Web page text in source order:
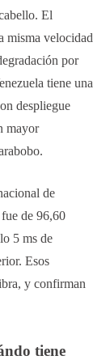
El
misma velocidad
por
tiene una
despliegue
mayor
de
de 96,60
5 ms de
Esos
y confirman
tiene